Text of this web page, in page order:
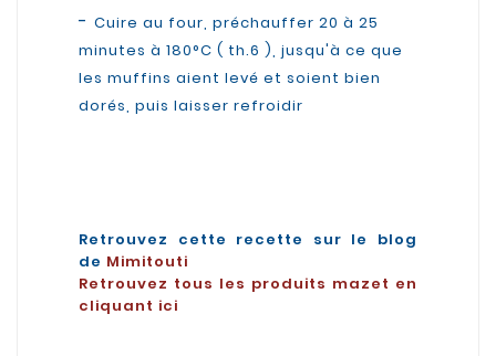
- Cuire au four, préchauffer 20 à 25
minutes à 180°C ( th.6 ), jusqu'à ce que
les muffins aient levé et soient bien
dorés, puis laisser refroidir
Retrouvez cette recette sur le blog
de Mimitouti
Retrouvez tous les produits mazet en
cliquant ici